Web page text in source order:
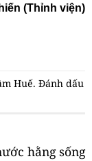
(Thỉnh viện)
Huế. Đánh dấu
hằng sống